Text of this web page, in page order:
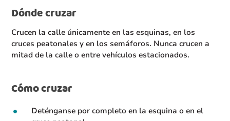
Dónde cruzar
Crucen la calle únicamente en las esquinas, en los
cruces peatonales y en los semáforos. Nunca crucen a
mitad de la calle o entre vehículos estacionados.
Cómo cruzar
Deténganse por completo en la esquina o en el